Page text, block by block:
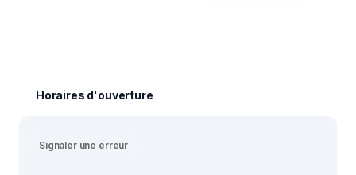
Horaires d'ouverture
Signaler une erreur